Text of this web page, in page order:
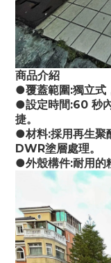
商品介紹
●覆蓋範圍:獨立式
●設定時間:60 秒
捷。
●材料:採用再生聚
DWR塗層處理。
●外殼構件:耐用的